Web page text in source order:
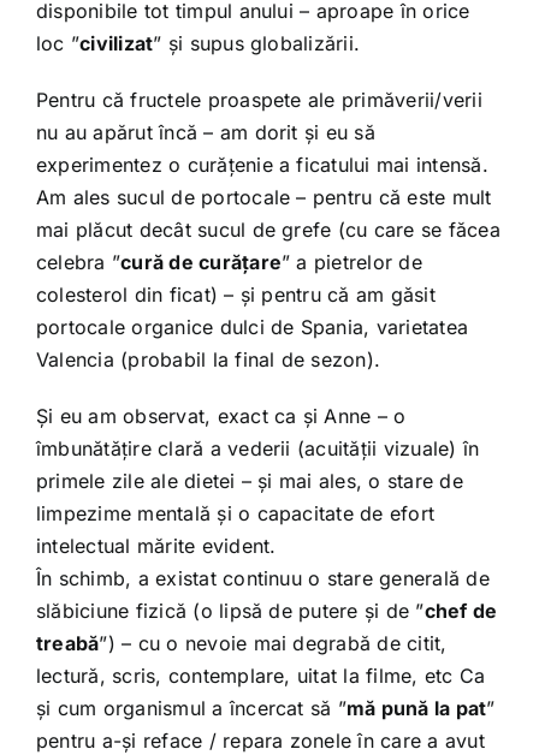
disponibile tot timpul anului – aproape în orice
loc ”civilizat” și supus globalizării.
Pentru că fructele proaspete ale primăverii/verii
nu au apărut încă – am dorit și eu să
experimentez o curățenie a ficatului mai intensă.
Am ales sucul de portocale – pentru că este mult
mai plăcut decât sucul de grefe (cu care se făcea
celebra ”cură de curățare” a pietrelor de
colesterol din ficat) – și pentru că am găsit
portocale organice dulci de Spania, varietatea
Valencia (probabil la final de sezon).
Și eu am observat, exact ca și Anne – o
îmbunătățire clară a vederii (acuității vizuale) în
primele zile ale dietei – și mai ales, o stare de
limpezime mentală și o capacitate de efort
intelectual mărite evident.
În schimb, a existat continuu o stare generală de
slăbiciune fizică (o lipsă de putere și de ”chef de
treabă”) – cu o nevoie mai degrabă de citit,
lectură, scris, contemplare, uitat la filme, etc Ca
și cum organismul a încercat să ”mă pună la pat”
pentru a-și reface / repara zonele în care a avut